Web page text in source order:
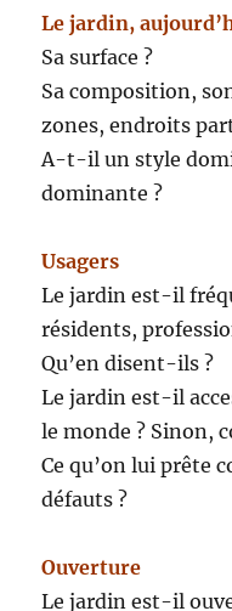
Le jardin,
Sa surface ?
Sa composition,
zones, endroits
A-t-il un style
dominante ?
Usagers
Le jardin est-il
résidents,
Qu’en disent-ils ?
Le jardin est-il
le monde ? Sinon,
Ce qu’on lui prête
défauts ?
Ouverture
Le jardin est-il